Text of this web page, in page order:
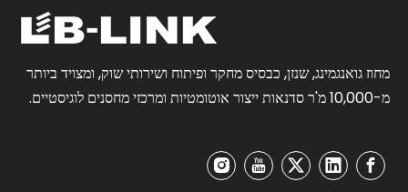
מחוז גואנגמינג, שנזן, כבסיס מחקר ופיתוח ושירותי שוק, ומצויד ביותר
מ-10,000 מ'ר סדנאות ייצור אוטומטיות ומרכזי מחסנים לוגיסטיים.